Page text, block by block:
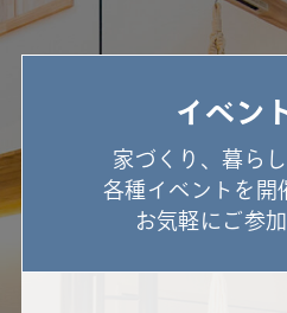
イベン
家づくり、暮ら
各種イベントを開
お気軽にご参